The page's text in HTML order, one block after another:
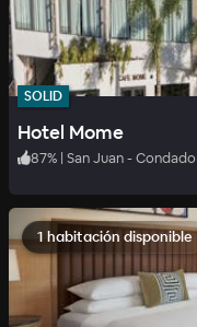
SOLID
Hotel Mome
87% | San Juan - Condado
1 habitación disponible